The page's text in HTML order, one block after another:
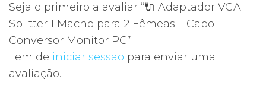
Seja o primeiro a avaliar “🔌 Adaptador VGA
Splitter 1 Macho para 2 Fêmeas – Cabo
Conversor Monitor PC”
Tem de iniciar sessão para enviar uma
avaliação.